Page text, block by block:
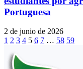
Portuguesa
2 de junio de 2026
1 2 3 4 5 6 7 … 58 59